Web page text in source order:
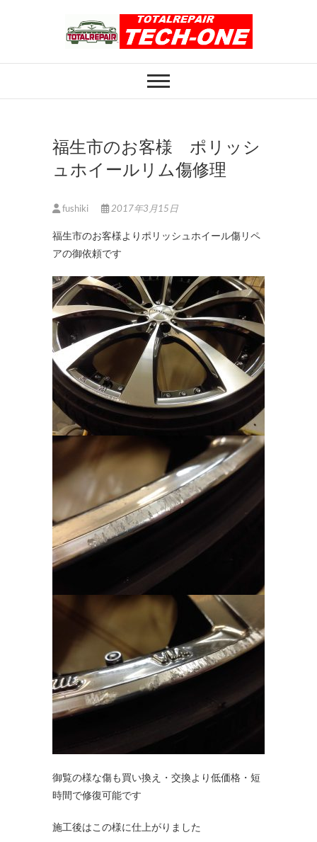
ホイール修理のト
ータルリペアテッ
クワン
福生市のお客様 ポリッシ
ュホイールリム傷修理
fushiki 2017年3月15日
福生市のお客様よりポリッシュホイール傷リペ
アの御依頼です
御覧の様な傷も買い換え・交換より低価格・短
時間で修復可能です
施工後はこの様に仕上がりました